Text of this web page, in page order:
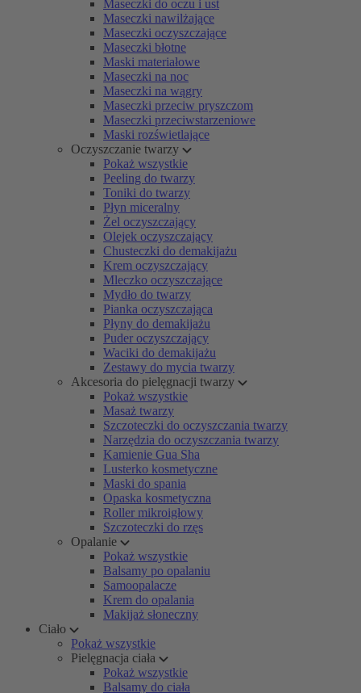
Maseczki do oczu i ust
Maseczki nawilżające
Maseczki oczyszczające
Maseczki błotne
Maski materiałowe
Maseczki na noc
Maseczki na wągry
Maseczki przeciw pryszczom
Maseczki przeciwstarzeniowe
Maski rozświetlające
Oczyszczanie twarzy
Pokaż wszystkie
Peeling do twarzy
Toniki do twarzy
Płyn miceralny
Żel oczyszczający
Olejek oczyszczający
Chusteczki do demakijażu
Krem oczyszczający
Mleczko oczyszczające
Mydło do twarzy
Pianka oczyszczająca
Płyny do demakijażu
Puder oczyszczający
Waciki do demakijażu
Zestawy do mycia twarzy
Akcesoria do pielęgnacji twarzy
Pokaż wszystkie
Masaż twarzy
Szczoteczki do oczyszczania twarzy
Narzędzia do oczyszczania twarzy
Kamienie Gua Sha
Lusterko kosmetyczne
Maski do spania
Opaska kosmetyczna
Roller mikroigłowy
Szczoteczki do rzęs
Opalanie
Pokaż wszystkie
Balsamy po opalaniu
Samoopalacze
Krem do opalania
Makijaż słoneczny
Ciało
Pokaż wszystkie
Pielęgnacja ciała
Pokaż wszystkie
Balsamy do ciała